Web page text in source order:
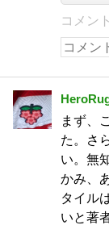
コメン
まず、
た。さ
い。無
かみ、
タイル
いと著